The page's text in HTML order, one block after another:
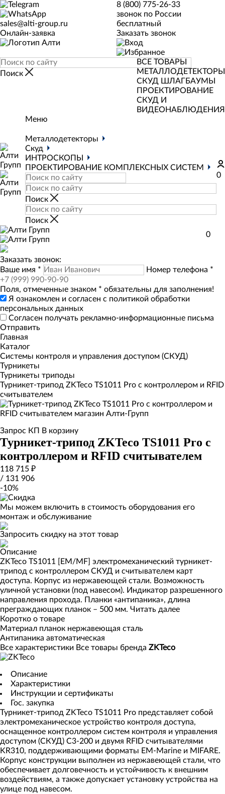
sales@alti-group.ru
Онлайн-заявка
8 (800) 775-26-33
звонок по России
бесплатный
Заказать звонок
ВСЕ ТОВАРЫ
МЕТАЛЛОДЕТЕКТОРЫ
СКУД ШЛАГБАУМЫ
ПРОЕКТИРОВАНИЕ
СКУД И
ВИДЕОНАБЛЮДЕНИЯ
Меню
Металлодетекторы
Скуд
ИНТРОСКОПЫ
ПРОЕКТИРОВАНИЕ КОМПЛЕКСНЫХ СИСТЕМ
0
0
Заказать звонок:
Ваше имя * Номер телефона *
Поля, отмеченные знаком * обязательны для заполнения!
Я ознакомлен и согласен с политикой обработки
персональных данных
Согласен получать рекламно-информационные письма
Отправить
Главная
Каталог
Системы контроля и управления доступом (СКУД)
Турникеты
Турникеты триподы
Турникет-трипод ZKTeco TS1011 Pro с контроллером и RFID
считывателем
Запрос КП В корзину
Турникет-трипод ZKTeco TS1011 Pro с
контроллером и RFID считывателем
118 715 ₽
/ 131 906
-10%
Мы можем включить в стоимость оборудования его
монтаж и обслуживание
Запросить скидку на этот товар
Описание
ZKTeco TS1011 [EM/MF] электромеханический турникет-
трипод с контроллером СКУД и считывателем карт
доступа. Корпус из нержавеющей стали. Возможность
уличной установки (под навесом). Индикатор разрешенного
направления прохода. Планки «антипаника», длина
преграждающих планок – 500 мм. Читать далее
Коротко о товаре
Материал планок нержавеющая сталь
Антипаника автоматическая
Все характеристики Все товары бренда ZKTeco
Описание
Характеристики
Инструкции и сертификаты
Гос. закупка
Турникет-трипод ZKTeco TS1011 Pro представляет собой
электромеханическое устройство контроля доступа,
оснащенное контроллером систем контроля и управления
доступом (СКУД) C3-200 и двумя RFID считывателями
KR310, поддерживающими форматы EM-Marine и MIFARE.
Корпус конструкции выполнен из нержавеющей стали, что
обеспечивает долговечность и устойчивость к внешним
воздействиям, а также допускает установку устройства на
улице под навесом.